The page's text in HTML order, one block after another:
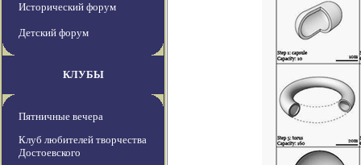
Исторический форум
Детский форум
КЛУБЫ
Пятничные вечера
Клуб любителей творчества
Достоевского